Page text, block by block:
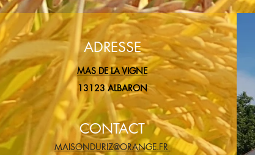
ADRESSE
MAS DE LA VIGNE
13123 ALBARON
CONTACT
MAISONDURIZ@ORANGE.FR